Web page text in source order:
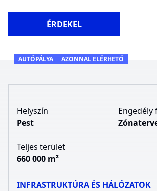
ÉRDEKEL
AUTÓPÁLYA AZONNAL ELÉRHETŐ
Helyszín
Pest
Engedély
Teljes terület
660 000 m²
INFRASTRUKTÚRA ÉS HÁLÓZATOK